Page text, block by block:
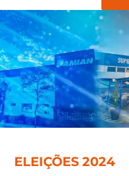
ELEIÇÕES 2024